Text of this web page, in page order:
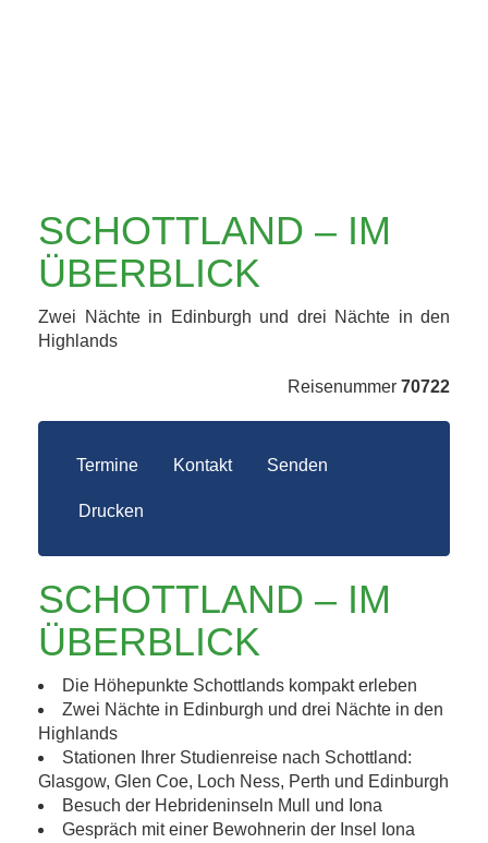
SCHOTTLAND – IM
ÜBERBLICK
Zwei Nächte in Edinburgh und drei Nächte in den
Highlands
Reisenummer 70722
Termine Kontakt Senden
Drucken
SCHOTTLAND – IM
ÜBERBLICK
Die Höhepunkte Schottlands kompakt erleben
Zwei Nächte in Edinburgh und drei Nächte in den
Highlands
Stationen Ihrer Studienreise nach Schottland:
Glasgow, Glen Coe, Loch Ness, Perth und Edinburgh
Besuch der Hebrideninseln Mull und Iona
Gespräch mit einer Bewohnerin der Insel Iona